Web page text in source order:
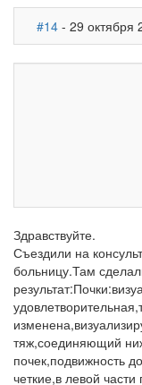
#14 - 29 октября
Здравствуйте.
Съездили на
больницу.Там
тяж,соединяющий
почек,подвижность
четкие,в левой